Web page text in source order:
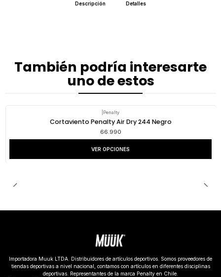
Descripción Detalles
También podría interesarte
uno de estos
Penalty
Cortaviento Penalty Air Dry 244 Negro
66.990
VER OPCIONES
Importadora Muuk LTDA. Distribuidores de artículos deportivos. Somos proveedores de
tiendas deportivas a nivel nacional, contamos con artículos en diferentes disciplinas
deportivas. Representantes de la marca Penalty en Chile.